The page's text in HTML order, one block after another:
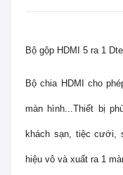
Bộ gộp HDMI 5 ra 1
Bộ chia HDMI cho
màn hình...Thiết bị
khách sạn, tiệc cưới,
hiệu vô và xuất ra 1